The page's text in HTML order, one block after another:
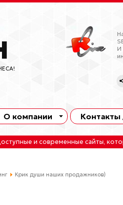
И
О компании Контакты
и современные сайты,
Крик души наших продажников)